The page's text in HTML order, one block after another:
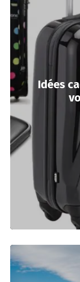
Idées